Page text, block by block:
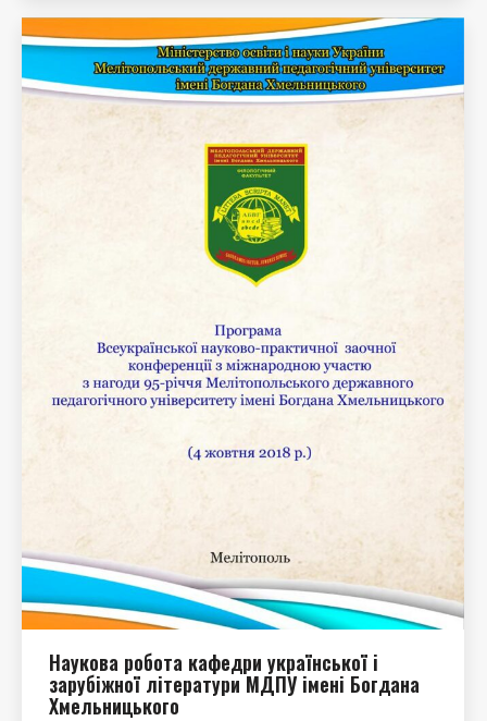
Наукова робота кафедри української і
зарубіжної літератури МДПУ імені Богдана
Хмельницького